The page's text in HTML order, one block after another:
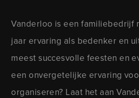
Vanderloo is een familiebedrijf
jaar ervaring als bedenker en
meest succesvolle feesten en
een onvergetelijke ervaring
organiseren? Laat het aan